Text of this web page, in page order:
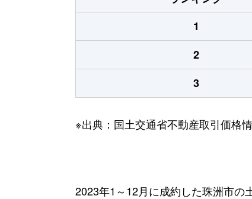
1
2
3
※出典：国土交通省不動産取引価格
2023年1～12月に成約した珠洲市の